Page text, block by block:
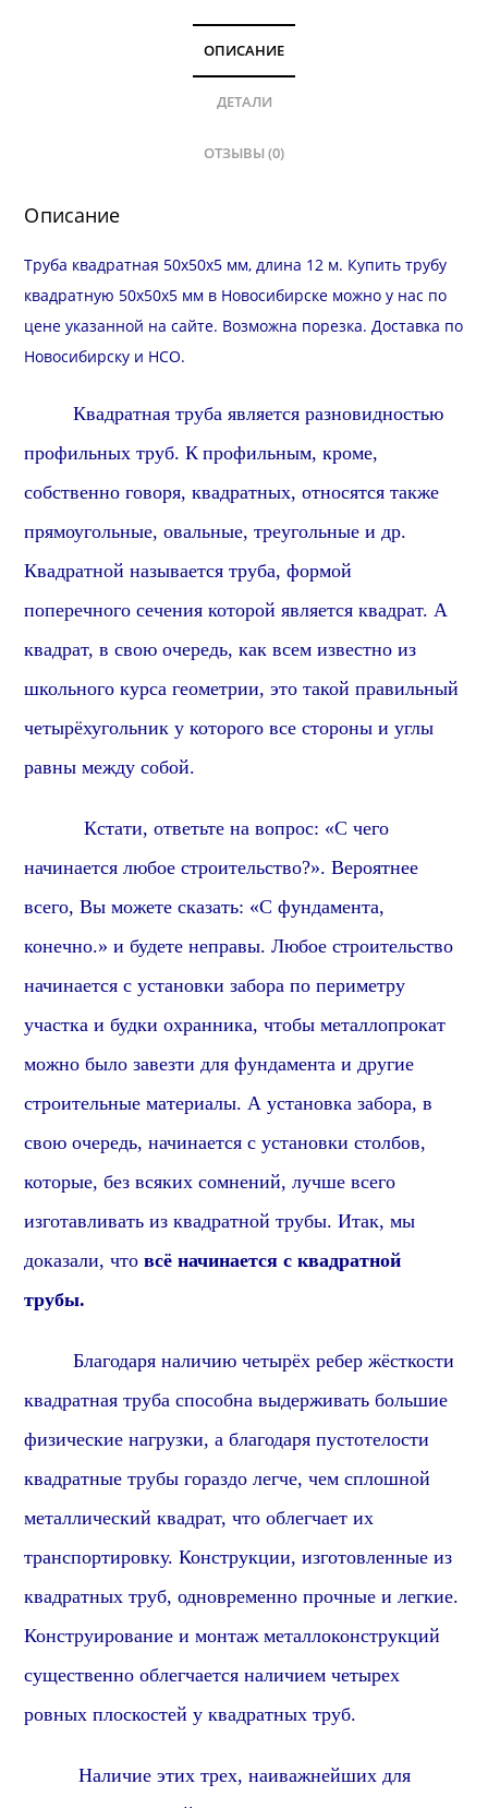
ОПИСАНИЕ
ДЕТАЛИ
ОТЗЫВЫ (0)
Описание
Труба квадратная 50х50х5 мм, длина 12 м. Купить трубу
квадратную 50х50х5 мм в Новосибирске можно у нас по
цене указанной на сайте. Возможна порезка.Доставка по
Новосибирску и НСО.
Квадратная труба является разновидностью
профильных труб.К профильным, кроме,
собственно говоря, квадратных, относятся также
прямоугольные, овальные, треугольные и др.
Квадратной называется труба, формой
поперечного сечения которой является квадрат. А
квадрат, в свою очередь, как всем известно из
школьного курса геометрии, это такой правильный
четырёхугольник у которого все стороны и углы
равны между собой.
Кстати, ответьте на вопрос: «С чего
начинается любое строительство?». Вероятнее
всего, Вы можете сказать: «С фундамента,
конечно.» и будете неправы. Любое строительство
начинается с установки забора по периметру
участка и будки охранника, чтобы металлопрокат
можно было завезти для фундамента и другие
строительные материалы. А установка забора, в
свою очередь, начинается с установки столбов,
которые,без всяких сомнений, лучше всего
изготавливать из квадратной трубы. Итак, мы
доказали, чтовсё начинается с квадратной
трубы.
Благодаря наличию четырёх ребер жёсткости
квадратная труба способна выдерживать большие
физические нагрузки, а благодаря пустотелости
квадратные трубы гораздо легче, чем сплошной
металлический квадрат, что облегчает их
транспортировку. Конструкции, изготовленные из
квадратных труб, одновременно прочные и легкие.
Конструирование и монтаж металлоконструкций
существенно облегчается наличием четырех
ровных плоскостей у квадратных труб.
Наличие этих трех, наиважнейших для